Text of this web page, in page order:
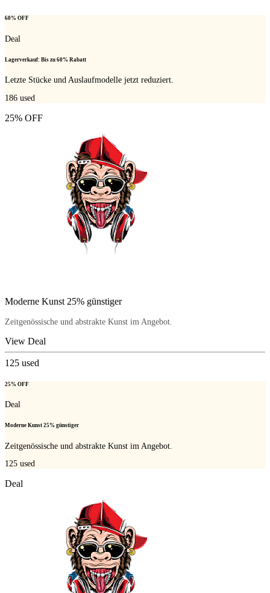
60% OFF
Deal
Lagerverkauf: Bis zu 60% Rabatt
Letzte Stücke und Auslaufmodelle jetzt reduziert.
186 used
25% OFF
Moderne Kunst 25% günstiger
Zeitgenössische und abstrakte Kunst im Angebot.
View Deal
125 used
25% OFF
Deal
Moderne Kunst 25% günstiger
Zeitgenössische und abstrakte Kunst im Angebot.
125 used
Deal